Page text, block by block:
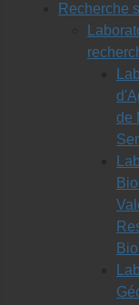
Recherche
de